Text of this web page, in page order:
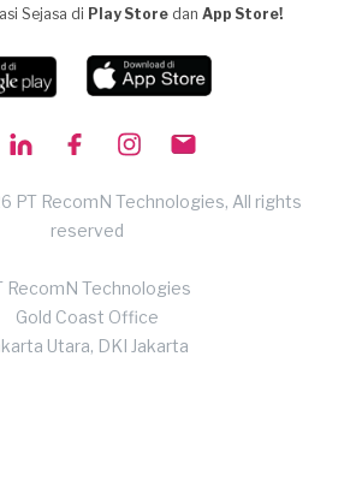
Sejasa di Play Store dan App Store!
PT RecomN Technologies, All rights
reserved
RecomN Technologies
Gold Coast Office
Utara, DKI Jakarta